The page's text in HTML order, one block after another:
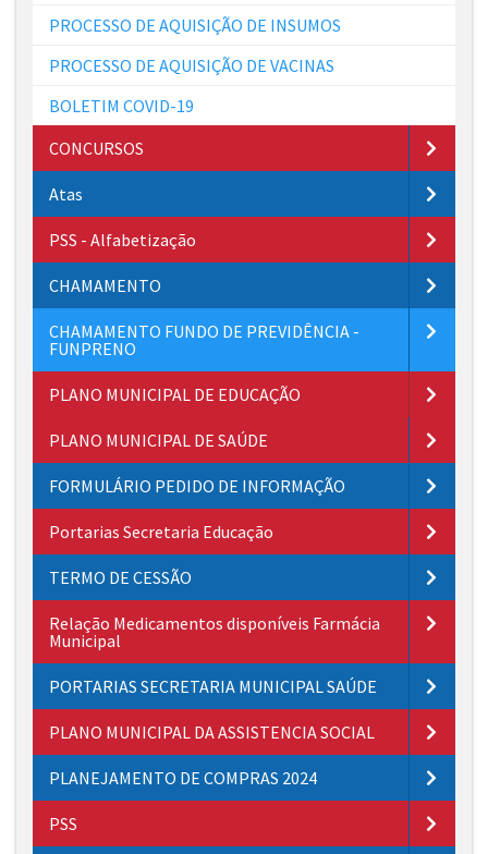
PROCESSO DE AQUISIÇÃO DE INSUMOS
PROCESSO DE AQUISIÇÃO DE VACINAS
BOLETIM COVID-19
CONCURSOS
Atas
PSS - Alfabetização
CHAMAMENTO
CHAMAMENTO FUNDO DE PREVIDÊNCIA -
FUNPRENO
PLANO MUNICIPAL DE EDUCAÇÃO
PLANO MUNICIPAL DE SAÚDE
FORMULÁRIO PEDIDO DE INFORMAÇÃO
Portarias Secretaria Educação
TERMO DE CESSÃO
Relação Medicamentos disponíveis Farmácia
Municipal
PORTARIAS SECRETARIA MUNICIPAL SAÚDE
PLANO MUNICIPAL DA ASSISTENCIA SOCIAL
PLANEJAMENTO DE COMPRAS 2024
PSS